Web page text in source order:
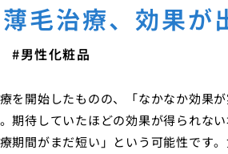
毛治療、効果が
男性化粧品
を開始したものの、「なかなか効果
期待していたほどの効果が得られな
期間がまだ短い」という可能性です